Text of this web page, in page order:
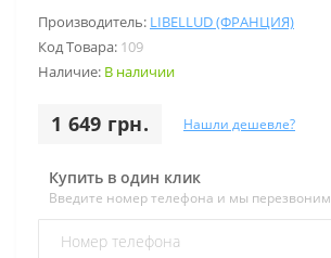
Производитель: LIBELLUD (ФРАНЦИЯ)
Код Товара: 109
Наличие: В наличии
1 649 грн. Нашли дешевле?
Купить в один клик
Введите номер телефона и мы перезвоним